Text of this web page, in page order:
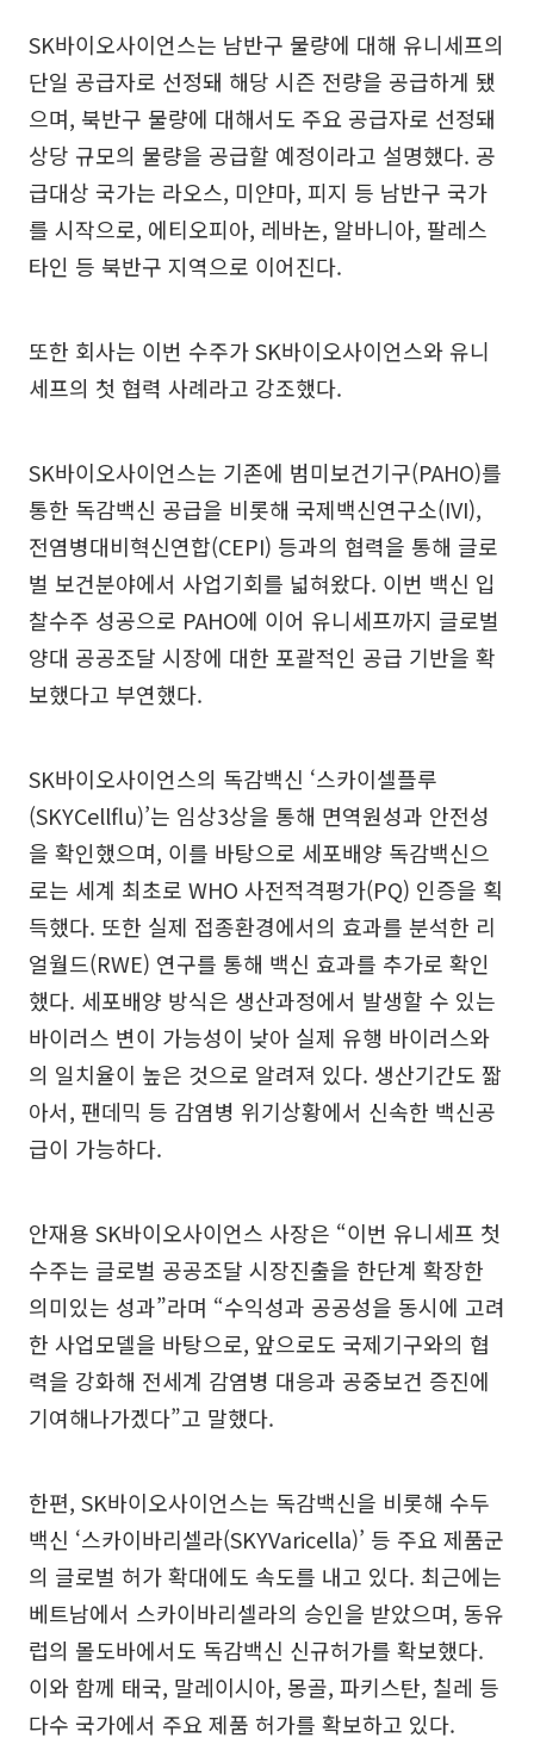
SK바이오사이언스는 남반구 물량에 대해 유니세프의
단일 공급자로 선정돼 해당 시즌 전량을 공급하게 됐
으며, 북반구 물량에 대해서도 주요 공급자로 선정돼
상당 규모의 물량을 공급할 예정이라고 설명했다. 공
급대상 국가는 라오스, 미얀마, 피지 등 남반구 국가
를 시작으로, 에티오피아, 레바논, 알바니아, 팔레스
타인 등 북반구 지역으로 이어진다.
또한 회사는 이번 수주가 SK바이오사이언스와 유니
세프의 첫 협력 사례라고 강조했다.
SK바이오사이언스는 기존에 범미보건기구(PAHO)를
통한 독감백신 공급을 비롯해 국제백신연구소(IVI),
전염병대비혁신연합(CEPI) 등과의 협력을 통해 글로
벌 보건분야에서 사업기회를 넓혀왔다. 이번 백신 입
찰수주 성공으로 PAHO에 이어 유니세프까지 글로벌
양대 공공조달 시장에 대한 포괄적인 공급 기반을 확
보했다고 부연했다.
SK바이오사이언스의 독감백신 ‘스카이셀플루
(SKYCellflu)’는 임상3상을 통해 면역원성과 안전성
을 확인했으며, 이를 바탕으로 세포배양 독감백신으
로는 세계 최초로 WHO 사전적격평가(PQ) 인증을 획
득했다. 또한 실제 접종환경에서의 효과를 분석한 리
얼월드(RWE) 연구를 통해 백신 효과를 추가로 확인
했다. 세포배양 방식은 생산과정에서 발생할 수 있는
바이러스 변이 가능성이 낮아 실제 유행 바이러스와
의 일치율이 높은 것으로 알려져 있다. 생산기간도 짧
아서, 팬데믹 등 감염병 위기상황에서 신속한 백신공
급이 가능하다.
안재용 SK바이오사이언스 사장은 “이번 유니세프 첫
수주는 글로벌 공공조달 시장진출을 한단계 확장한
의미있는 성과”라며 “수익성과 공공성을 동시에 고려
한 사업모델을 바탕으로, 앞으로도 국제기구와의 협
력을 강화해 전세계 감염병 대응과 공중보건 증진에
기여해나가겠다”고 말했다.
한편, SK바이오사이언스는 독감백신을 비롯해 수두
백신 ‘스카이바리셀라(SKYVaricella)’ 등 주요 제품군
의 글로벌 허가 확대에도 속도를 내고 있다. 최근에는
베트남에서 스카이바리셀라의 승인을 받았으며, 동유
럽의 몰도바에서도 독감백신 신규허가를 확보했다.
이와 함께 태국, 말레이시아, 몽골, 파키스탄, 칠레 등
다수 국가에서 주요 제품 허가를 확보하고 있다.